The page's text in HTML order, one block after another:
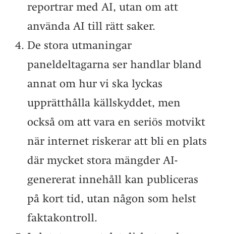
reportrar med AI, utan om att
använda AI till rätt saker.
De stora utmaningar
paneldeltagarna ser handlar bland
annat om hur vi ska lyckas
upprätthålla källskyddet, men
också om att vara en seriös motvikt
när internet riskerar att bli en plats
där mycket stora mängder AI-
genererat innehåll kan publiceras
på kort tid, utan någon som helst
faktakontroll.